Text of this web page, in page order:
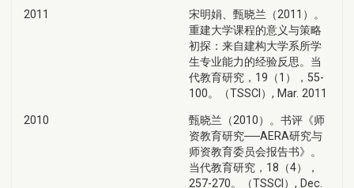
2011
宋明娟、甄晓兰（2011）。
重建大学课程的意义与策略
初探：来自建构大学系所学
生专业能力的经验反思。当
代教育研究，19（1），55-
100。（TSSCI）, Mar. 2011
2010
甄晓兰（2010）。书评《师
资教育研究──AERA研究与
师资教育委员会报告书》。
当代教育研究，18（4），
257-270。（TSSCI）, Dec.